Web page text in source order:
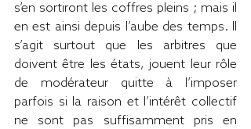
s’en sortiront les coffres pleins ; mais il
en est ainsi depuis l’aube des temps. Il
s’agit surtout que les arbitres que
doivent être les états, jouent leur rôle
de modérateur quitte à l’imposer
parfois si la raison et l’intérêt collectif
ne sont pas suffisamment pris en